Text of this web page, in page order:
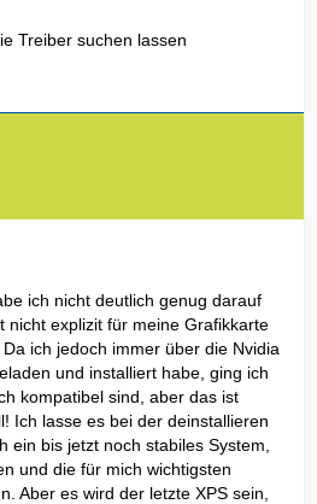
Treiber suchen lassen
ich nicht deutlich genug darauf
nicht explizit für meine Grafikkarte
ich jedoch immer über die Nvidia
und installiert habe, ging ich
kompatibel sind, aber das ist
Ich lasse es bei der deinstallieren
ein bis jetzt noch stabiles System,
und die für mich wichtigsten
Aber es wird der letzte XPS sein,